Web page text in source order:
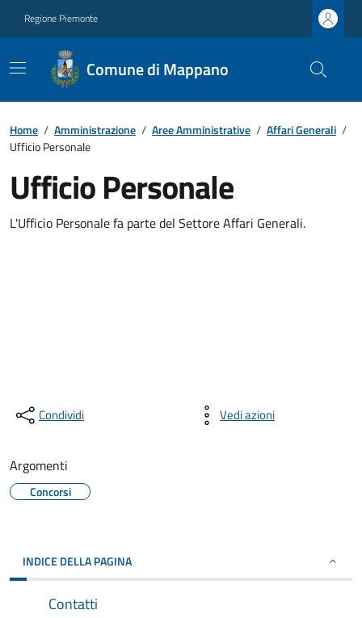
Regione Piemonte
Comune di Mappano
Home / Amministrazione / Aree Amministrative / Affari Generali /
Ufficio Personale
Ufficio Personale
L'Ufficio Personale fa parte del Settore Affari Generali.
Condividi Vedi azioni
Argomenti
Concorsi
INDICE DELLA PAGINA
Contatti